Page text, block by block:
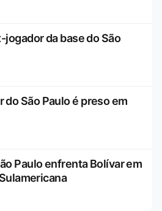
da base do São
do São Paulo é preso em
Paulo enfrenta Bolívar em